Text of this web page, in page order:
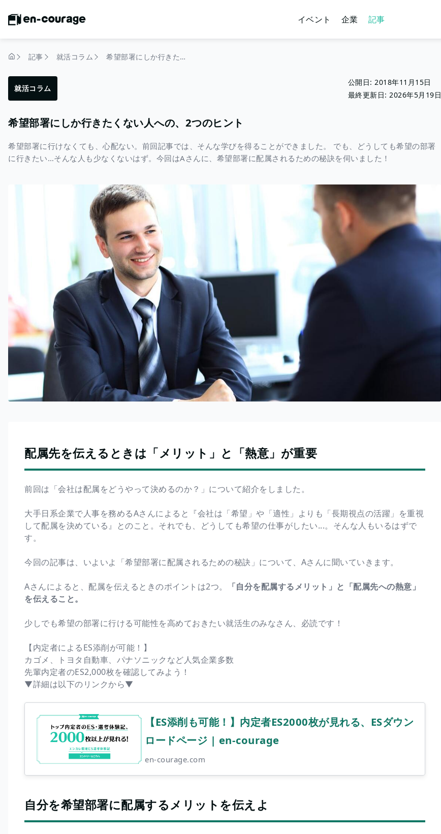
イベント 企業 記事
記事 就活コラム 希望部署にしか行きたくない人への、2つのヒント
就活コラム
公開日:2018年11月15日
最終更新日:2026年5月19日
希望部署にしか行きたくない人への、2つのヒント
希望部署に行けなくても、心配ない。前回記事では、そんな学びを得ることができました。 でも、どうしても希望の部署
に行きたい…そんな人も少なくないはず。今回はAさんに、希望部署に配属されるための秘訣を伺いました！
配属先を伝えるときは「メリット」と「熱意」が重要
前回は「会社は配属をどうやって決めるのか？」について紹介をしました。
大手日系企業で人事を務めるAさんによると『会社は「希望」や「適性」よりも「長期視点の活躍」を重視
して配属を決めている』とのこと。それでも、どうしても希望の仕事がしたい...。そんな人もいるはずで
す。
今回の記事は、いよいよ「希望部署に配属されるための秘訣」について、Aさんに聞いていきます。
Aさんによると、配属を伝えるときのポイントは2つ。
「自分を配属するメリット」と「配属先への熱意」
を伝えること。
少しでも希望の部署に行ける可能性を高めておきたい就活生のみなさん、必読です！
【内定者によるES添削が可能！】
カゴメ、トヨタ自動車、パナソニックなど人気企業多数
先輩内定者のES2,000枚を確認してみよう！
▼詳細は以下のリンクから▼
【ES添削も可能！】内定者ES2000枚が見れる、ESダウン
ロードページ | en-courage
en-courage.com
自分を希望部署に配属するメリットを伝えよ